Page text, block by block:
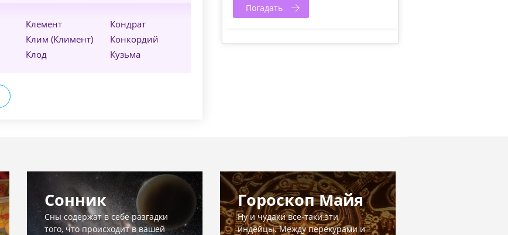
Клемент
Клим (Климент)
Клод
Кондрат
Конкордий
Кузьма
Погадать
Сонник
Сны содержат в себе разгадки
того, что происходит в вашей
Гороскоп Майя
Ну и чудаки все-таки эти
индейцы. Между перекурами и